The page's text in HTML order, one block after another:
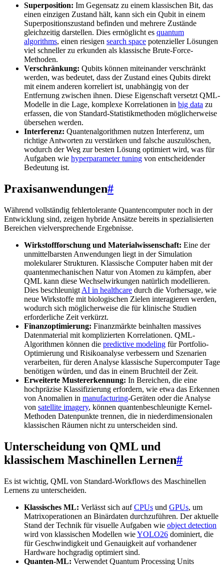
Superposition: Im Gegensatz zu einem klassischen Bit, das
einen einzigen Zustand hält, kann sich ein Qubit in einem
Superpositionszustand befinden und mehrere Zustände
gleichzeitig darstellen. Dies ermöglicht es quantum
algorithms, einen riesigen search space potenzieller Lösungen
viel schneller zu erkunden als klassische Brute-Force-
Methoden.
Verschränkung: Qubits können miteinander verschränkt
werden, was bedeutet, dass der Zustand eines Qubits direkt
mit einem anderen korreliert ist, unabhängig von der
Entfernung zwischen ihnen. Diese Eigenschaft versetzt QML-
Modelle in die Lage, komplexe Korrelationen in big data zu
erfassen, die von Standard-Statistikmethoden möglicherweise
übersehen werden.
Interferenz: Quantenalgorithmen nutzen Interferenz, um
richtige Antworten zu verstärken und falsche auszulöschen,
wodurch der Weg zur besten Lösung optimiert wird, was für
Aufgaben wie hyperparameter tuning von entscheidender
Bedeutung ist.
Praxisanwendungen#
Während vollständig fehlertolerante Quantencomputer noch in der
Entwicklung sind, zeigen hybride Ansätze bereits in spezialisierten
Bereichen vielversprechende Ergebnisse.
Wirkstoffforschung und Materialwissenschaft: Eine der
unmittelbarsten Anwendungen liegt in der Simulation
molekularer Strukturen. Klassische Computer haben mit der
quantenmechanischen Natur von Atomen zu kämpfen, aber
QML kann diese Wechselwirkungen natürlich modellieren.
Dies beschleunigt AI in healthcare durch die Vorhersage, wie
neue Wirkstoffe mit biologischen Zielen interagieren werden,
wodurch sich möglicherweise die für klinische Studien
erforderliche Zeit verkürzt.
Finanzoptimierung: Finanzmärkte beinhalten massives
Datenmaterial mit komplizierten Korrelationen. QML-
Algorithmen können die predictive modeling für Portfolio-
Optimierung und Risikoanalyse verbessern und Szenarien
verarbeiten, für deren Analyse klassische Supercomputer Tage
benötigen würden, und das in einem Bruchteil der Zeit.
Erweiterte Mustererkennung: In Bereichen, die eine
hochpräzise Klassifizierung erfordern, wie etwa das Erkennen
von Anomalien in manufacturing-Geräten oder die Analyse
von satellite imagery, können quantenbeschleunigte Kernel-
Methoden Datenpunkte trennen, die in niederdimensionalen
klassischen Räumen nicht zu unterscheiden sind.
Unterscheidung von QML und
klassischem Maschinellen Lernen#
Es ist wichtig, QML von Standard-Workflows des Maschinellen
Lernens zu unterscheiden.
Klassisches ML: Verlässt sich aufCPUs und GPUs, um
Matrixoperationen an Binärdaten durchzuführen. Der aktuelle
Stand der Technik für visuelle Aufgaben wie object detection
wird von klassischen Modellen wieYOLO26 dominiert, die
für Geschwindigkeit und Genauigkeit auf vorhandener
Hardware hochgradig optimiert sind.
Quanten-ML: Verwendet Quantum Processing Units